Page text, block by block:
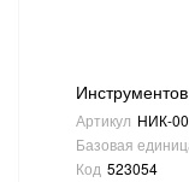
Артикул НИК-
Базовая
Код 523054